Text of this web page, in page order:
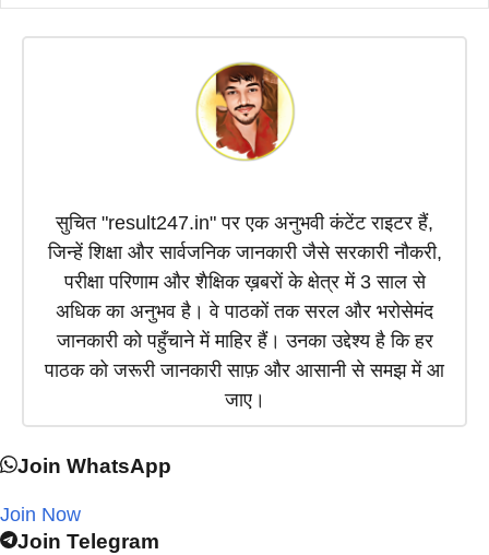
k
p
m
n
e
)
सुचित "result247.in" पर एक अनुभवी कंटेंट राइटर हैं,
जिन्हें शिक्षा और सार्वजनिक जानकारी जैसे सरकारी नौकरी,
परीक्षा परिणाम और शैक्षिक ख़बरों के क्षेत्र में 3 साल से
अधिक का अनुभव है। वे पाठकों तक सरल और भरोसेमंद
जानकारी को पहुँचाने में माहिर हैं। उनका उद्देश्य है कि हर
पाठक को जरूरी जानकारी साफ़ और आसानी से समझ में आ
जाए।
Join WhatsApp
Join Now
Join Telegram